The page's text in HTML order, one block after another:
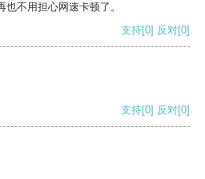
不用担心网速卡顿了。
支持[0] 反对[0]
支持[0] 反对[0]